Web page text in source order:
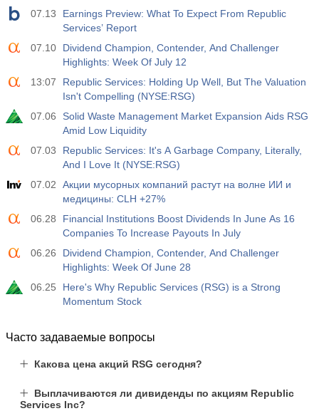
19:30
USD
Чистый объем спекулятивных позиций по сырой
нефти от CFTC
Акт.
Прог.
Пред.
USD
Чистый объем спекулятивных позиций по S&P 500
Акт.
Прог.
Пред.
100 от CFTC
Акт.
Прог.
4.9 тыс
07.13
Earnings Preview: What To Expect From Republic
Services’ Report
07.10
Dividend Champion, Contender, And Challenger
Highlights: Week Of July 12
13:07
Republic Services: Holding Up Well, But The Valuation
Isn't Compelling (NYSE:RSG)
07.06
Solid Waste Management Market Expansion Aids RSG
Amid Low Liquidity
07.03
Republic Services: It's A Garbage Company, Literally,
And I Love It (NYSE:RSG)
07.02
Акции мусорных компаний растут на волне ИИ и
медицины: CLH +27%
06.28
Financial Institutions Boost Dividends In June As 16
Companies To Increase Payouts In July
06.26
Dividend Champion, Contender, And Challenger
Highlights: Week Of June 28
06.25
Here's Why Republic Services (RSG) is a Strong
Momentum Stock
Часто задаваемые вопросы
Какова цена акций RSG сегодня?
Выплачиваются ли дивиденды по акциям Republic
Services Inc?